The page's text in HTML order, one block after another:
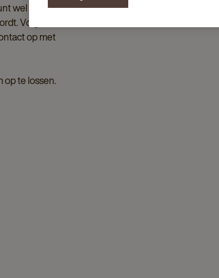
wel
Volg
op met
op te lossen.